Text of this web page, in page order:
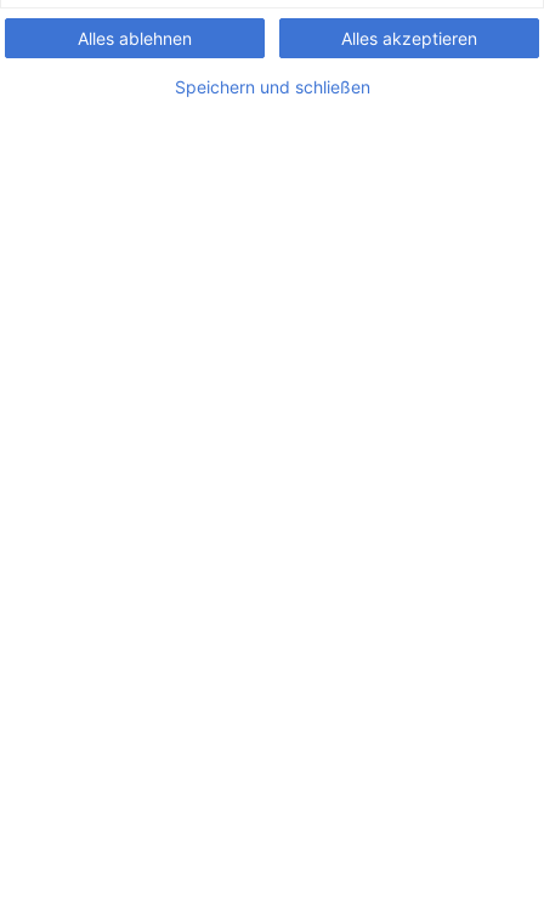
Alles ablehnen Alles akzeptieren
Speichern und schließen